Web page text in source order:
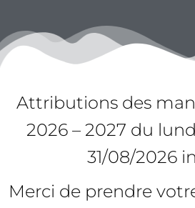
Attributions des
2026 – 2027 du
31/08/2026
Merci de prendre